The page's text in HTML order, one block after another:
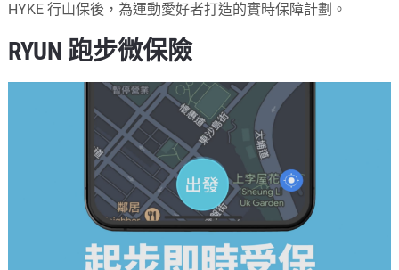
HYKE 行山保後，為運動愛好者打造的實時保障計劃。
RYUN 跑步微保險